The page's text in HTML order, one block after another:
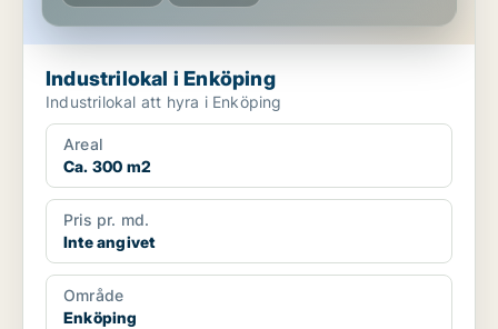
Industrilokal i Enköping
Industrilokal att hyra i Enköping
Areal
Ca. 300 m2
Pris pr. md.
Inte angivet
Område
Enköping